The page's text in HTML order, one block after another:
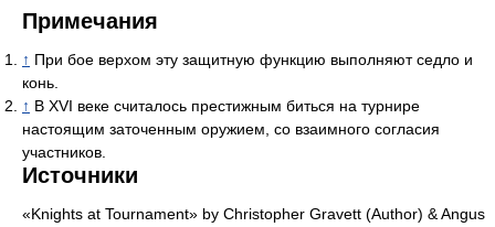
Примечания
↑ При бое верхом эту защитную функцию выполняют седло и
конь.
↑ В XVI веке считалось престижным биться на турнире
настоящим заточенным оружием, со взаимного согласия
участников.
Источники
«Knights at Tournament» by Christopher Gravett (Author) & Angus